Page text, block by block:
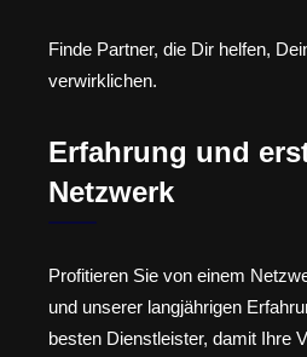
Finde Partner, die Dir helfen,
verwirklichen.
Erfahrung und
Netzwerk
Profitieren Sie von einem
und unserer langjährigen
besten Dienstleister, damit Ihre